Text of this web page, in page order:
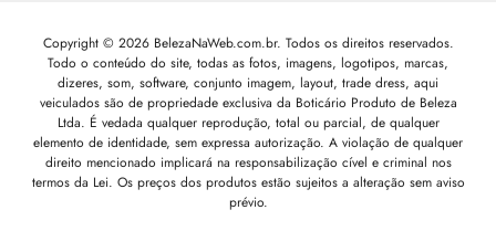
Copyright © 2026 BelezaNaWeb.com.br. Todos os direitos reservados.
Todo o conteúdo do site, todas as fotos, imagens, logotipos, marcas,
dizeres, som, software, conjunto imagem, layout, trade dress, aqui
veiculados são de propriedade exclusiva da Boticário Produto de Beleza
Ltda. É vedada qualquer reprodução, total ou parcial, de qualquer
elemento de identidade, sem expressa autorização. A violação de qualquer
direito mencionado implicará na responsabilização cível e criminal nos
termos da Lei. Os preços dos produtos estão sujeitos a alteração sem aviso
prévio.